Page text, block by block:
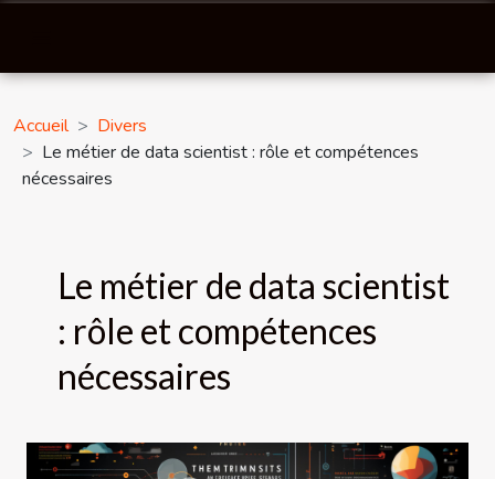
Accueil
Divers
Le métier de data scientist : rôle et compétences
nécessaires
Le métier de data scientist
: rôle et compétences
nécessaires